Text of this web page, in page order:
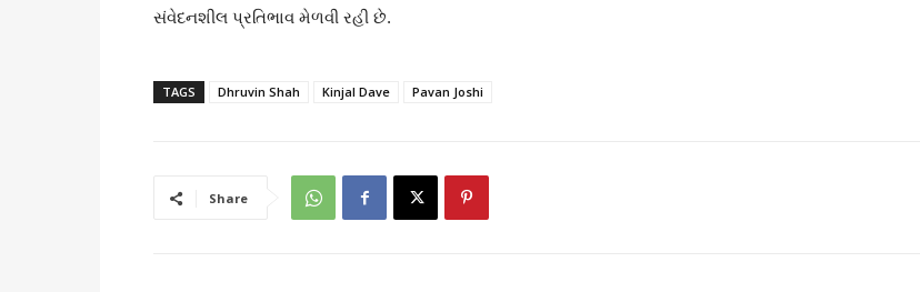
સંવેદનશીલ પ્રતિભાવ મેળવી રહી છે.
TAGS Dhruvin Shah Kinjal Dave Pavan Joshi
Share